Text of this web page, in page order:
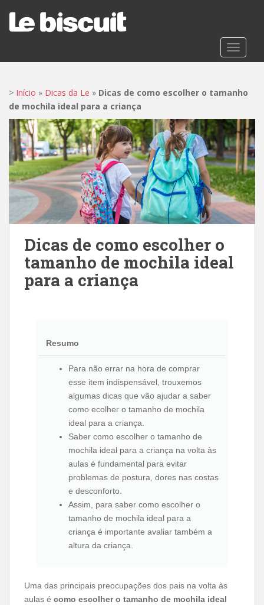
t
> Início » Dicas da Le » Dicas de como escolher o tamanho
de mochila ideal para a criança
Dicas de como escolher o
tamanho de mochila ideal
para a criança
Resumo
Para não errar na hora de comprar
esse item indispensável, trouxemos
algumas dicas que vão ajudar a saber
como ecolher o tamanho de mochila
ideal para a criança.
Saber como escolher o tamanho de
mochila ideal para a criança na volta às
aulas é fundamental para evitar
problemas de postura, dores nas costas
e desconforto.
Assim, para saber como escolher o
tamanho de mochila ideal para a
criança é importante avaliar também a
altura da criança.
Uma das principais preocupações dos pais na volta às
aulas é como escolher o tamanho de mochila ideal